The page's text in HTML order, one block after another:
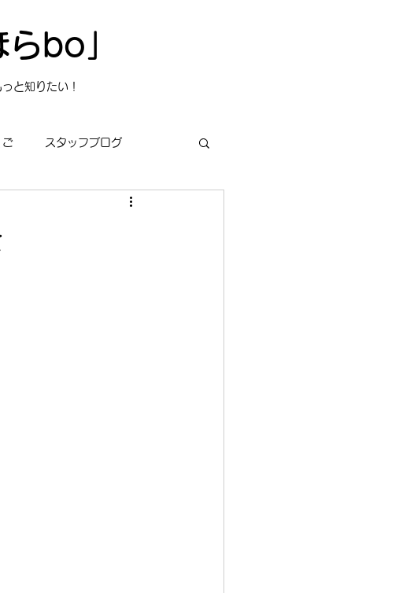
bo」
っと知りたい！
ご スタッフブログ